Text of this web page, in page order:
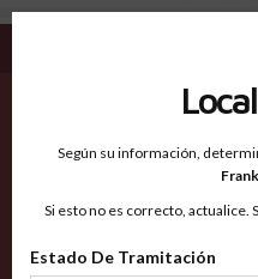
Somerset NJ -
Según su información,
Si esto no es correcto,
Estado De Tramitación